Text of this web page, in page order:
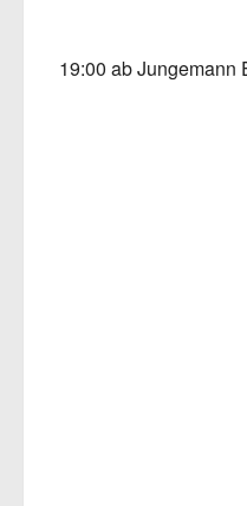
19:00 ab Jungemann